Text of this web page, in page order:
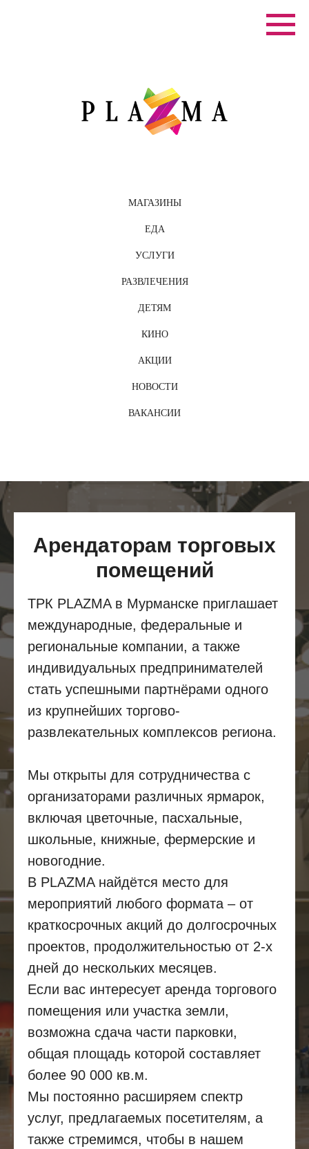
МАГАЗИНЫ
ЕДА
УСЛУГИ
РАЗВЛЕЧЕНИЯ
ДЕТЯМ
КИНО
АКЦИИ
НОВОСТИ
ВАКАНСИИ
Арендаторам торговых
помещений
ТРК PLAZMA в Мурманске приглашает
международные, федеральные и
региональные компании, а также
индивидуальных предпринимателей
стать успешными партнёрами одного
из крупнейших торгово-
развлекательных комплексов региона.
Мы открыты для сотрудничества с
организаторами различных ярмарок,
включая цветочные, пасхальные,
школьные, книжные, фермерские и
новогодние.
В PLAZMA найдётся место для
мероприятий любого формата – от
краткосрочных акций до долгосрочных
проектов, продолжительностью от 2-х
дней до нескольких месяцев.
Если вас интересует аренда торгового
помещения или участка земли,
возможна сдача части парковки,
общая площадь которой составляет
более 90 000 кв.м.
Мы постоянно расширяем спектр
услуг, предлагаемых посетителям, а
также стремимся, чтобы в нашем